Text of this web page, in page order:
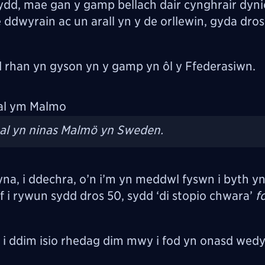
mae gan y gamp bellach dair cynghrair
ac un arall yn y de orllewin, gyda
yn gyson yn y gamp yn ôl y Ffederasiwn.
yn ninas Malmö yn Sweden.
i ddechra, o’n i’m yn meddwl fyswn i byth
rywun sydd dros 50, sydd ‘di stopio chwara’
ddim isio rhedag dim mwy i fod yn onasd